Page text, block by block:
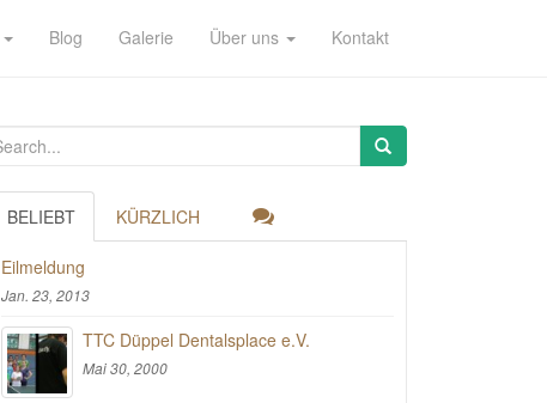
Blog Galerie Über uns Kontakt
BELIEBT KÜRZLICH
Eilmeldung
Jan. 23, 2013
TTC Düppel Dentalsplace e.V.
Mai 30, 2000